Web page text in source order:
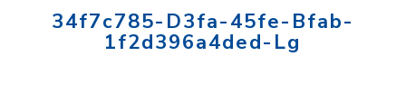
34f7c785-D3fa-45fe-Bfab-
1f2d396a4ded-Lg